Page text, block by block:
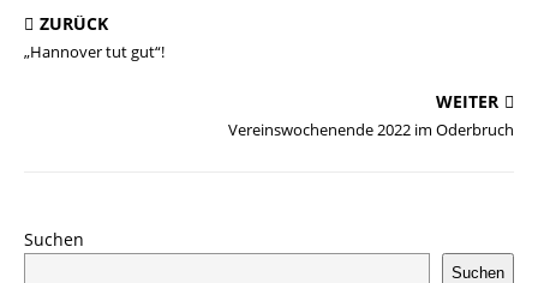
ZURÜCK
„Hannover tut gut“!
WEITER
Vereinswochenende 2022 im Oderbruch
Suchen
Suchen